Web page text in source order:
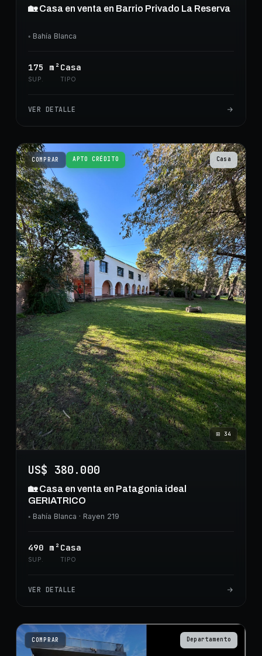
🏡 Casa en venta en Barrio Privado La Reserva
◦ Bahía Blanca
175 m²
SUP.
Casa
TIPO
VER DETALLE
COMPRAR APTO CRÉDITO Casa
⊞34
US$ 380.000
🏡 Casa en venta en Patagonia ideal
GERIATRICO
◦ Bahía Blanca · Rayen 219
490 m²
SUP.
Casa
TIPO
VER DETALLE
COMPRAR Departamento